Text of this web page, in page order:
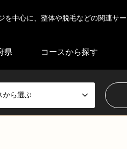
中心に、整体や脱毛などの関連サ
県 コースから探す
から選ぶ